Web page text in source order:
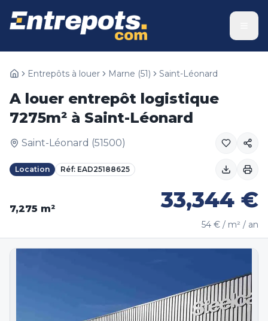
Entrepôts à louer Marne (51) Saint-Léonard
A louer entrepôt logistique
7275m² à Saint-Léonard
Saint-Léonard (51500)
Location Réf: EAD25188625
7,275 m² 33,344 €
54 € / m² / an